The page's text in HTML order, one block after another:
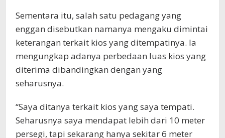
Sementara itu, salah satu pedagang yang
enggan disebutkan namanya mengaku dimintai
keterangan terkait kios yang ditempatinya. Ia
mengungkap adanya perbedaan luas kios yang
diterima dibandingkan dengan yang
seharusnya.
“Saya ditanya terkait kios yang saya tempati.
Seharusnya saya mendapat lebih dari 10 meter
persegi, tapi sekarang hanya sekitar 6 meter